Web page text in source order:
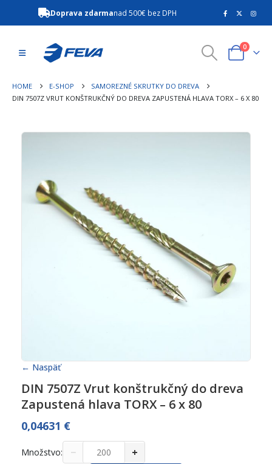
Doprava zdarmanad 500€ bez DPH
0
HOME E-SHOP
SAMOREZNÉ SKRUTKY DO DREVA
DIN 7507Z VRUT KONŠTRUKČNÝ DO DREVA ZAPUSTENÁ HLAVA TORX – 6 X 80
← Naspäť
DIN 7507Z Vrut konštrukčný do dreva
Zapustená hlava TORX – 6 x 80
0,04631 €
Množstvo: − +